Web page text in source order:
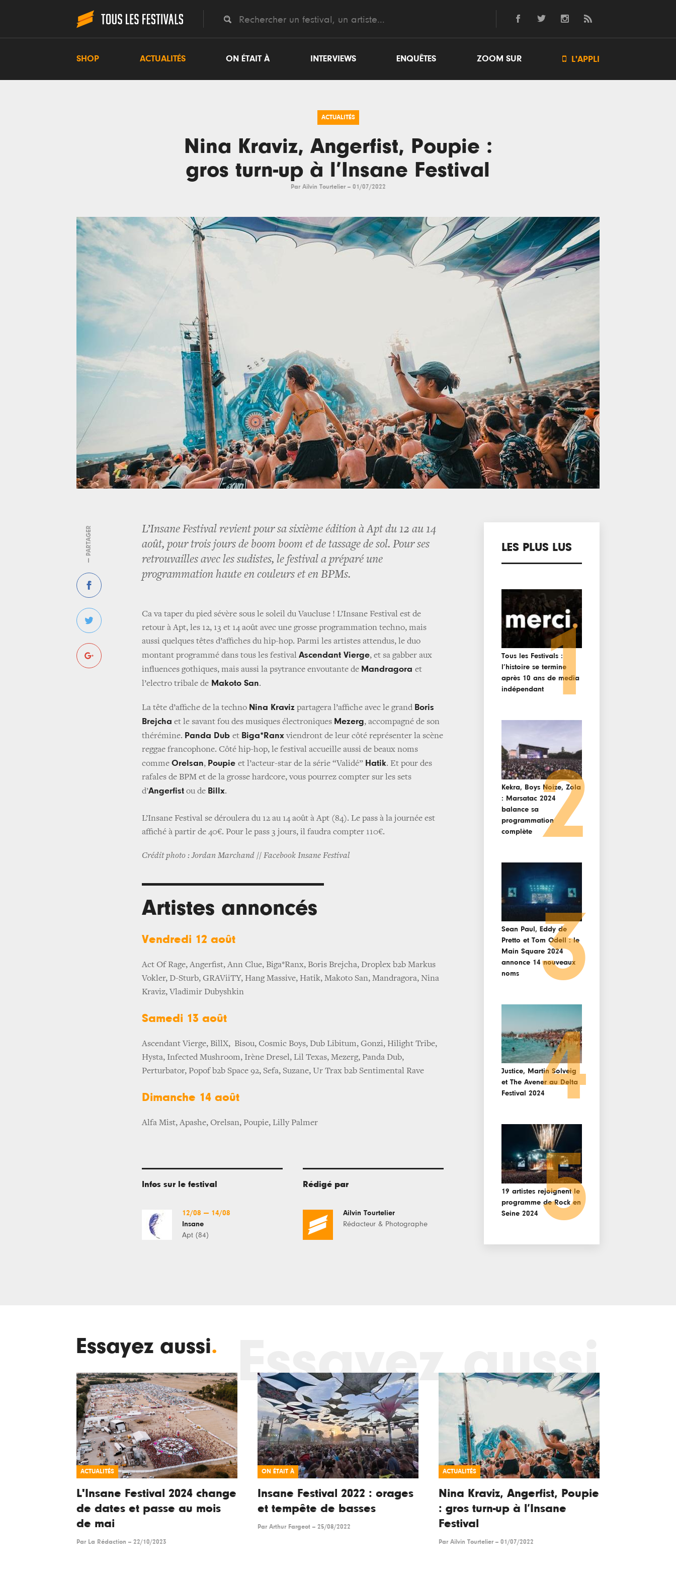
SHOP ACTUALITÉS ON ÉTAIT À INTERVIEWS ENQUÊTES ZOOM SUR  L'APPLI
ACTUALITÉS
Nina Kraviz, Angerfist, Poupie :
gros turn-up à l’Insane Festival
Par Ailvin Tourtelier -- 01/07/2022
— PARTAGER
L’Insane Festival revient pour sa sixième édition à Apt du 12 au 14
août, pour trois jours de boom boom et de tassage de sol. Pour ses
retrouvailles avec les sudistes, le festival a préparé une
programmation haute en couleurs et en BPMs.
Ca va taper du pied sévère sous le soleil du Vaucluse ! L’Insane Festival est de
retour à Apt, les 12, 13 et 14 août avec une grosse programmation techno, mais
aussi quelques têtes d’affiches du hip-hop. Parmi les artistes attendus, le duo
montant programmé dans tous les festival Ascendant Vierge, et sa gabber aux
influences gothiques, mais aussi la psytrance envoutante de Mandragora et
l’electro tribale de Makoto San.
La tête d’affiche de la techno Nina Kraviz partagera l’affiche avec le grand Boris
Brejcha et le savant fou des musiques électroniques Mezerg, accompagné de son
thérémine. Panda Dub et Biga*Ranxviendront de leur côté représenter la scène
reggae francophone. Côté hip-hop, le festival accueille aussi de beaux noms
comme Orelsan, Poupie et l’acteur-star de la série “Validé” Hatik. Et pour des
rafales de BPM et de la grosse hardcore, vous pourrez compter sur les sets
d’Angerfist ou de Billx.
L’Insane Festival se déroulera du 12 au 14 août à Apt (84). Le pass à la journée est
affiché à partir de 40€. Pour le pass 3 jours, il faudra compter 110€.
Crédit photo : Jordan Marchand // Facebook Insane Festival
Artistes annoncés
Vendredi 12 août
Act Of Rage, Angerfist, Ann Clue, Biga*Ranx, Boris Brejcha, Droplex b2b Markus
Vokler, D-Sturb, GRAViiTY, Hang Massive, Hatik, Makoto San, Mandragora, Nina
Kraviz, Vladimir Dubyshkin
Samedi 13 août
Ascendant Vierge, BillX, Bisou, Cosmic Boys, Dub Libitum, Gonzi, Hilight Tribe,
Hysta, Infected Mushroom, Irène Dresel, Lil Texas, Mezerg, Panda Dub,
Perturbator, Popof b2b Space 92, Sefa, Suzane, Ur Trax b2b Sentimental Rave
Dimanche 14 août
Alfa Mist, Apashe, Orelsan, Poupie, Lilly Palmer
Infos sur le festival
12/08 — 14/08
Insane
Apt (84)
Rédigé par
Ailvin Tourtelier
Rédacteur & Photographe
LES PLUS LUS
Tous les Festivals :
l’histoire se termine
après 10 ans de media
indépendant1
Kekra, Boys Noize, Zola
: Marsatac 2024
balance sa
programmation
complète
2
Sean Paul, Eddy de
Pretto et Tom Odell : le
Main Square 2024
annonce 14 nouveaux
noms
3
Justice, Martin Solveig
et The Avener au Delta
Festival 20244
19 artistes rejoignent le
programme de Rock en
Seine 2024 5
Essayez aussi. Essayez aussi
ACTUALITÉS
L'Insane Festival 2024 change
de dates et passe au mois
de mai
Par La Rédaction -- 22/10/2023
ON ÉTAIT À
Insane Festival 2022 : orages
et tempête de basses
Par Arthur Fargeot -- 25/08/2022
ACTUALITÉS
Nina Kraviz, Angerfist, Poupie
: gros turn-up à l’Insane
Festival
Par Ailvin Tourtelier -- 01/07/2022